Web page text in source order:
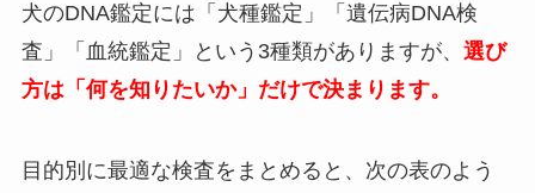
犬のDNA鑑定には「犬種鑑定」「遺伝病DNA検
査」「血統鑑定」という3種類がありますが、 選び
方は「何を知りたいか」だけで決まります。
目的別に最適な検査をまとめると、次の表のよう